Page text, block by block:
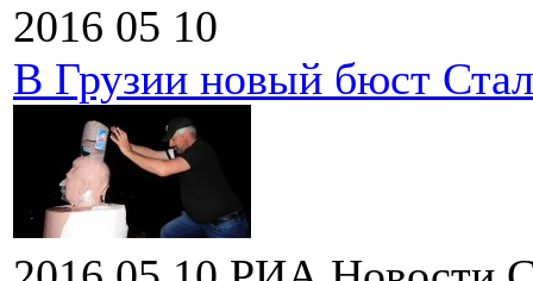
2016 05 10
В Грузии новый бюст